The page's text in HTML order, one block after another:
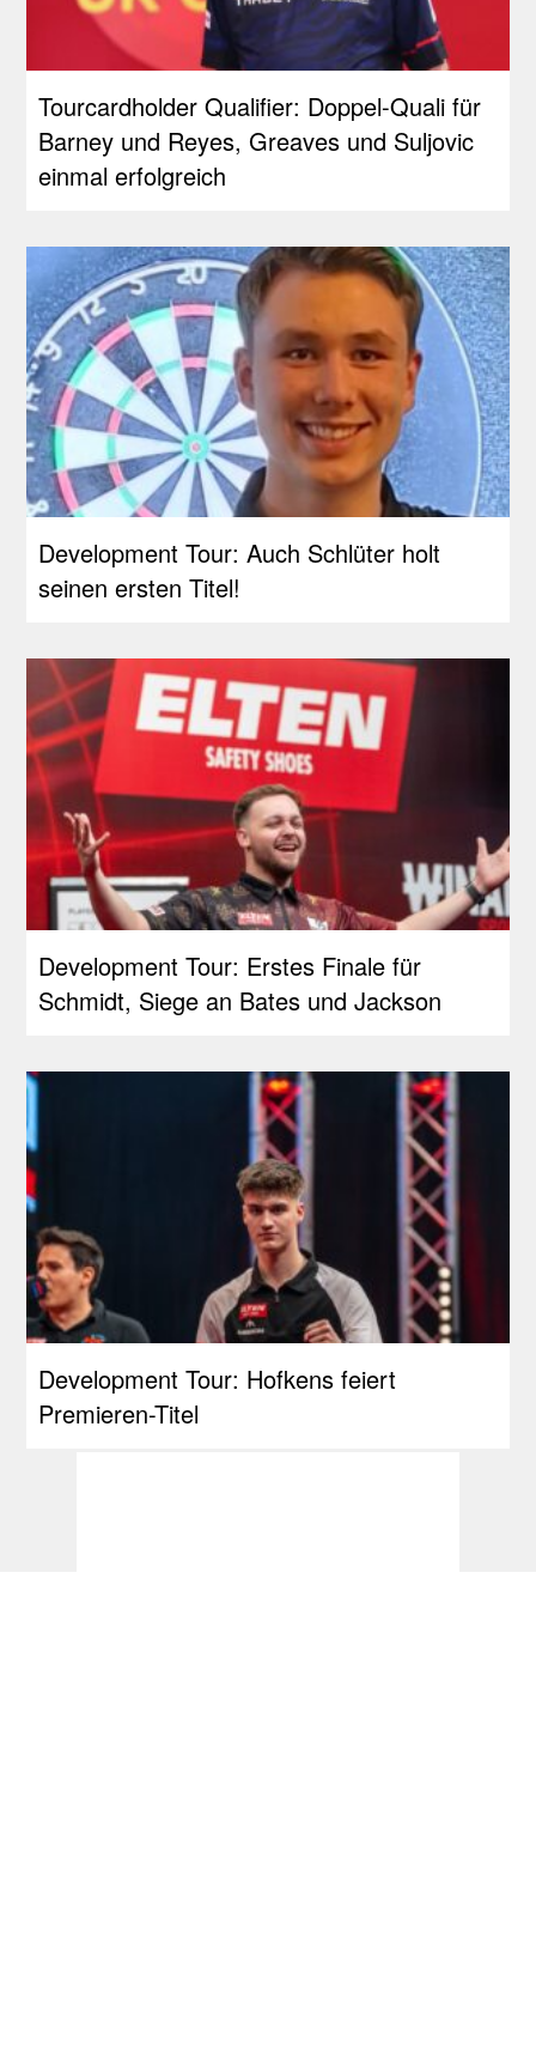
Tourcardholder Qualifier: Doppel-Quali für
Barney und Reyes, Greaves und Suljovic
einmal erfolgreich
Development Tour: Auch Schlüter holt
seinen ersten Titel!
Development Tour: Erstes Finale für
Schmidt, Siege an Bates und Jackson
Development Tour: Hofkens feiert
Premieren-Titel